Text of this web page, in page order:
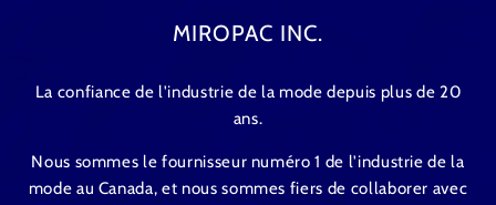
MIROPAC INC.
La confiance de l'industrie de la mode depuis plus de 20
ans.
Nous sommes le fournisseur numéro 1 de l'industrie de la
mode au Canada, et nous sommes fiers de collaborer avec